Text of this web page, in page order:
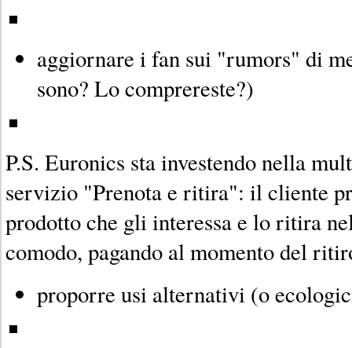
aggiornare i fan sui "rumors" di
sono? Lo comprereste?)
P.S. Euronics sta investendo nella
servizio "Prenota e ritira": il cliente
prodotto che gli interessa e lo ritira
comodo, pagando al momento del
proporre usi alternativi (o